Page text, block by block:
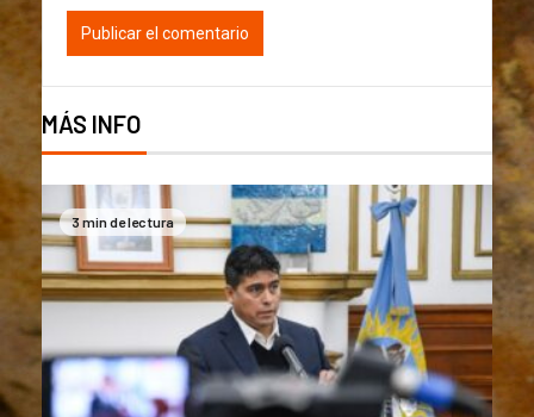
MÁS INFO
3 min de lectura